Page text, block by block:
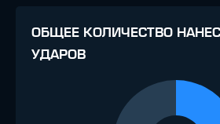
ОБЩЕЕ КОЛИЧЕСТВО
УДАРОВ